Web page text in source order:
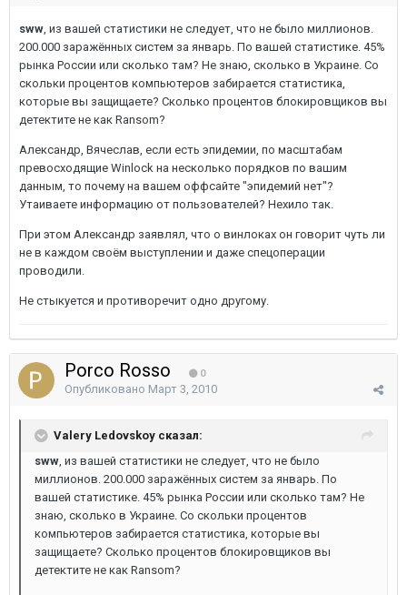
sww, из вашей статистики не следует, что не было миллионов.
200.000 заражённых систем за январь. По вашей статистике. 45%
рынка России или сколько там? Не знаю, сколько в Украине. Со
скольки процентов компьютеров забирается статистика,
которые вы защищаете? Сколько процентов блокировщиков вы
детектите не как Ransom?
Александр, Вячеслав, если есть эпидемии, по масштабам
превосходящие Winlock на несколько порядков по вашим
данным, то почему на вашем оффсайте "эпидемий нет"?
Утаиваете информацию от пользователей? Нехило так.
При этом Александр заявлял, что о винлоках он говорит чуть ли
не в каждом своём выступлении и даже спецоперации
проводили.
Не стыкуется и противоречит одно другому.
Porco Rosso 0
Опубликовано Март 3, 2010
Valery Ledovskoy сказал:
sww, из вашей статистики не следует, что не было
миллионов. 200.000 заражённых систем за январь. По
вашей статистике. 45% рынка России или сколько там? Не
знаю, сколько в Украине. Со скольки процентов
компьютеров забирается статистика, которые вы
защищаете? Сколько процентов блокировщиков вы
детектите не как Ransom?